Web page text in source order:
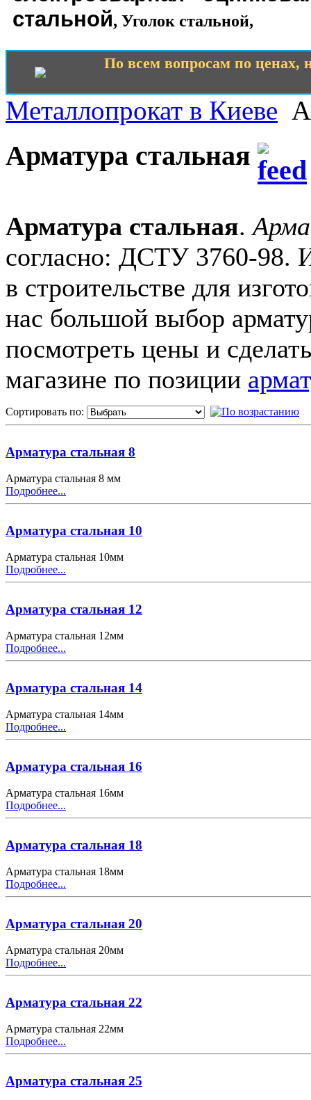
стальной, Уголок стальной,
По всем вопросам по ценах,
Металлопрокат в Киеве
Арматура стальная
Арматура стальная.
согласно: ДСТУ 3760-98.
в строительстве для
нас большой выбор
посмотреть цены и
магазине по позиции
Сортировать по:
Арматура стальная 8
Арматура стальная 8 мм
Подробнее...
Арматура стальная 10
Арматура стальная 10мм
Подробнее...
Арматура стальная 12
Арматура стальная 12мм
Подробнее...
Арматура стальная 14
Арматура стальная 14мм
Подробнее...
Арматура стальная 16
Арматура стальная 16мм
Подробнее...
Арматура стальная 18
Арматура стальная 18мм
Подробнее...
Арматура стальная 20
Арматура стальная 20мм
Подробнее...
Арматура стальная 22
Арматура стальная 22мм
Подробнее...
Арматура стальная 25